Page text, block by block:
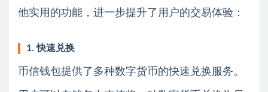
他实用的功能，进一步提升了用户的交易体验：
1. 快速兑换
币信钱包提供了多种数字货币的快速兑换服务。